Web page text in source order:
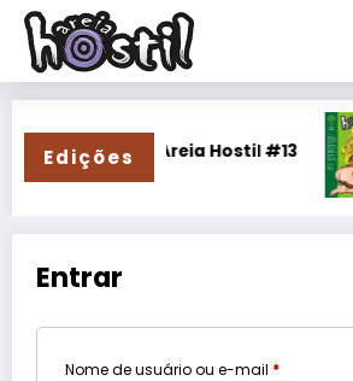
Pular
para
conteúdo
Edições
#14 Areia Hostil #13
Entrar
Nome de usuário ou e-mail *Obrigatório